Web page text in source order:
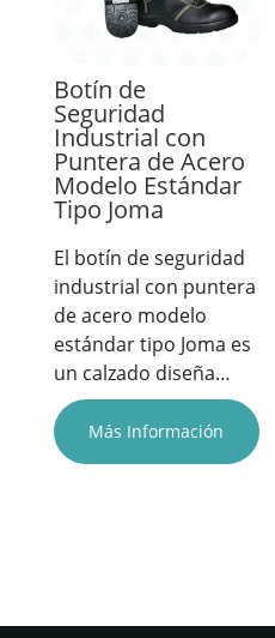
Botín de
Seguridad
Industrial con
Puntera de Acero
Modelo Estándar
Tipo Joma
El botín de seguridad
industrial con puntera
de acero modelo
estándar tipo Joma es
un calzado diseña…
Más Información